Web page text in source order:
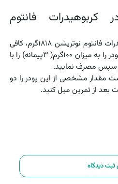
فانتوم
به منظور مصرف پودر کربوهیدرات فانتوم نوتریشن 1818گرم، کافی
است مقدار مشخصی از این پودر را به میزان 100گرم( 3پیمانه) را با
مقدار مشخصی از این پودر را دو
بعد از تمرین میل کنید.
ثبت دیدگاه